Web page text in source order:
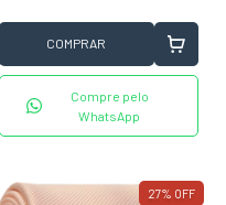
COMPRAR
Compre pelo
WhatsApp
27% OFF